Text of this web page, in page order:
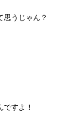
思うじゃん？
ですよ！